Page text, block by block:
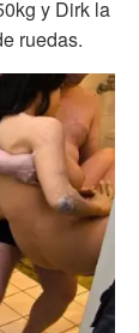
y Dirk la
ruedas.